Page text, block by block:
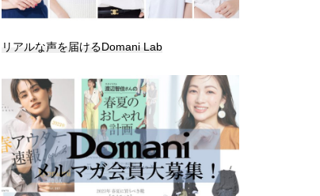
リアルな声を届けるDomani Lab